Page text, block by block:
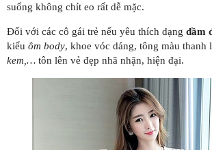
suống không chít eo rất dễ mặc.
Đối với các cô gái trẻ nếu yêu thích dạng đầm
kiểu ôm body, khoe vóc dáng, tông màu thanh
kem,… tôn lên vẻ đẹp nhã nhặn, hiện đại.